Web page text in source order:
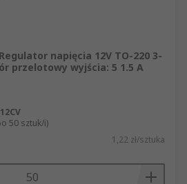
napięcia 12V TO-220 3-
przelotowy wyjścia: 5 1.5 A
50 sztuk/i)
1,22 zł/sztuka